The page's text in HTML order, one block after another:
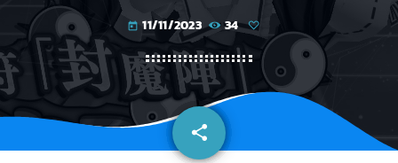
today 11/11/2023 34
share
email